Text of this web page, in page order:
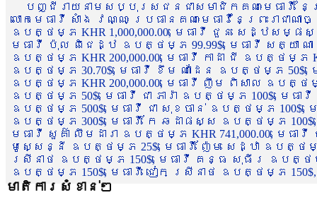
បញ្ជីរាយនាមសប្បុរសជនជាសមាជិកគណៈមេធាវី
លោកមេធាវី សាំង វណ្ណៈ ប្រធានគណៈមេធាវីនៃព្រះរា
ឧបត្ថម្ភ KHR 1,000,000.00, មេធាវី ជួន សេដ្ឋស
មេធាវី ប៉ុល ពិជេដ្ឋ ឧបត្ថម្ភ 99.99$, មេធាវី សត្យា ណ
ឧបត្ថម្ភ KHR 200,000.00, មេធាវី កាដា ជី ឧបត្ថម្ភ
ឧបត្ថម្ភ 30.70$, មេធាវី ខឹម ណាដែន ឧបត្ថម្ភ 50$,
ឧបត្ថម្ភ KHR 200,000.00, មេធាវី ញឹម ពិសាល ឧបត្ថ
ឧបត្ថម្ភ 50$, មេធាវី ជា ភារ៉ា ឧបត្ថម្ភ 100$, មេ
ឧបត្ថម្ភ 500$, មេធាវី ជា សុខចាន់ ឧបត្ថម្ភ
ឧបត្ថម្ភ 300$, មេធាវី កែ ឆដាផស្ស ឧបត្ថម្ភ
មេធាវី សួគ៌ា លឹមដារា ឧបត្ថម្ភ KHR 741,000.00, មេ
មូសេ្សន្នី ឧបត្ថម្ភ 25$, មេធាវី ញ៉ែម សេដ្ឋា ឧបត្ថ
ស្រីនាថ ឧបត្ថម្ភ 150$, មេធាវី គន្ធ សុធីរ ឧបត្ថម្ភ
ឧបត្ថម្ភ 150$, មេធាវី ជៀក ស្រីនាថ ឧបត្ថម្ភ 150$,
មាតិការសំខាន់ៗ